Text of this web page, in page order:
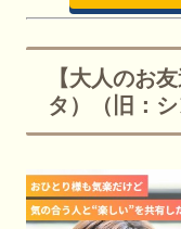
【大人のお
タ）（旧：